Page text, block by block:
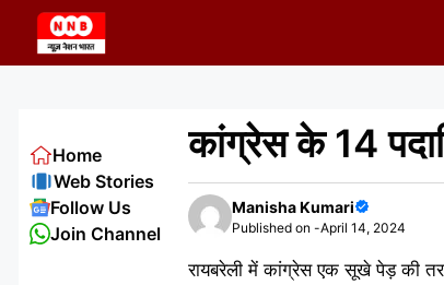
content
कांग्रेस के 14
Manisha Kumari
Published on -April 14, 2024
रायबरेली में कांग्रेस एक सूखे पेड़ की
Home
Web Stories
Follow Us
Join Channel